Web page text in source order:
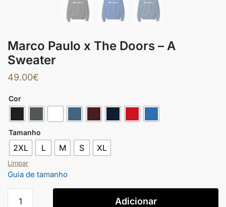
Marco Paulo x The Doors – A
Sweater
49.00€
Cor
Tamanho
2XL L M S XL
Limpar
Guia de tamanho
Adicionar